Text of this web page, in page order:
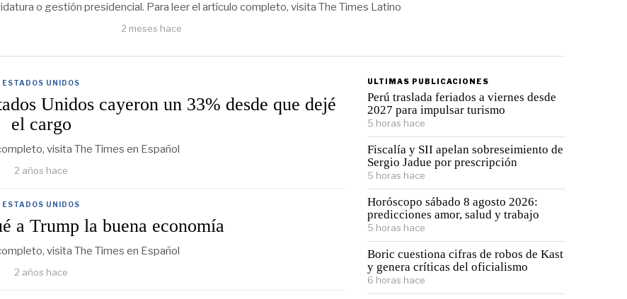
o gestión presidencial. Para leer el artículo completo, visita The Times Latino
2 meses hace
ESTADOS UNIDOS
Unidos cayeron un 33% desde que dejé
el cargo
visita The Times en Español
2 años hace
ESTADOS UNIDOS
a Trump la buena economía
visita The Times en Español
2 años hace
ULTIMAS PUBLICACIONES
Perú traslada feriados a viernes desde
2027 para impulsar turismo
5 horas hace
Fiscalía y SII apelan sobreseimiento de
Sergio Jadue por prescripción
5 horas hace
Horóscopo sábado 8 agosto 2026:
predicciones amor, salud y trabajo
5 horas hace
Boric cuestiona cifras de robos de Kast
y genera críticas del oficialismo
6 horas hace